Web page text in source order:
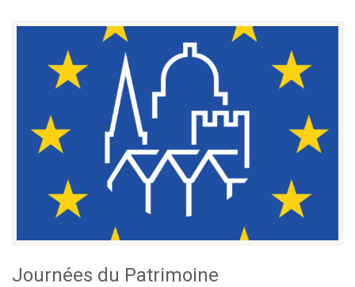
Journées du Patrimoine